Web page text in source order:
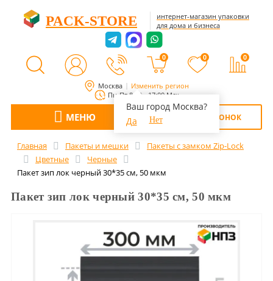
Москва Изменить регион
Ваш город Москва?
Да
Нет
Пн-Пт 8:00 - 17:00 Мск
PACK-STORE
интернет-магазин упаковки
для дома и бизнеса
0 0 0
МЕНЮ ОБРАТНЫЙ ЗВОНОК
Главная Пакеты и мешки
Пакеты с замком Zip-Lock
Цветные
Черные
Пакет зип лок черный 30*35 см, 50 мкм
Пакет зип лок черный 30*35 см, 50 мкм